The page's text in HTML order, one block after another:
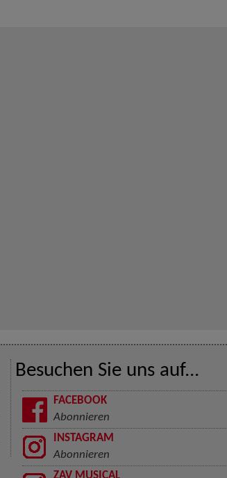
Besuchen Sie uns auf...
FACEBOOK
Abonnieren
INSTAGRAM
Abonnieren